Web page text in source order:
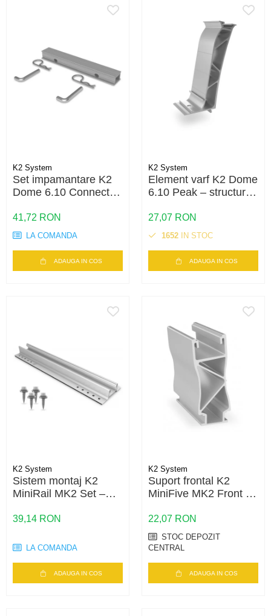
K2 System
Set impamantare K2
Dome 6.10 Connector
electric, sistem Dome
6
41,72 RON
LA COMANDA
ADAUGA IN COS
K2 System
Element varf K2 Dome
6.10 Peak – structura
Dome 6, fixare panouri
27,07 RON
1652 IN STOC
ADAUGA IN COS
K2 System
Sistem montaj K2
MiniRail MK2 Set –
acoperis, montaj rapid
39,14 RON
LA COMANDA
ADAUGA IN COS
K2 System
Suport frontal K2
MiniFive MK2 Front –
acoperis plat, sistem
MiniFive
22,07 RON
STOC DEPOZIT
CENTRAL
ADAUGA IN COS